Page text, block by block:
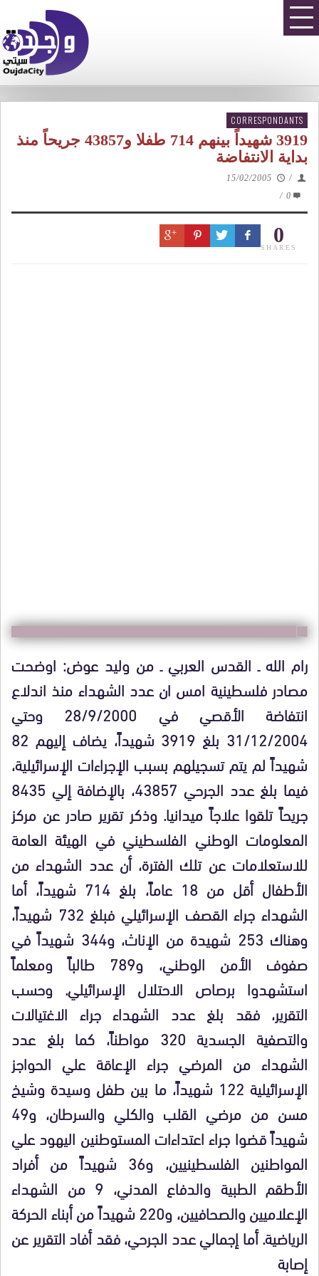
CORRESPONDANTS
3919 شهيداً بينهم 714 طفلا و43857 جريحاً منذ
بداية الانتفاضة
/
15/02/2005
0
/
0
SHARES
رام الله ـ القدس العربي ـ من وليد عوض: اوضحت
مصادر فلسطينية امس ان عدد الشهداء منذ اندلاع
انتفاضة الأقصي في 28/9/2000 وحتي
31/12/2004 بلغ 3919 شهيداً، يضاف إليهم 82
شهيداً لم يتم تسجيلهم بسبب الإجراءات الإسرائيلية،
فيما بلغ عدد الجرحي 43857، بالإضافة إلي 8435
جريحاً تلقوا علاجاً ميدانيا. وذكر تقرير صادر عن مركز
المعلومات الوطني الفلسطيني في الهيئة العامة
للاستعلامات عن تلك الفترة، أن عدد الشهداء من
الأطفال أقل من 18 عاماً، بلغ 714 شهيداً، أما
الشهداء جراء القصف الإسرائيلي فبلغ 732 شهيداً،
وهناك 253 شهيدة من الإناث، و344 شهيداً في
صفوف الأمن الوطني، و789 طالباً ومعلماً
استشهدوا برصاص الاحتلال الإسرائيلي. وحسب
التقرير، فقد بلغ عدد الشهداء جراء الاغتيالات
والتصفية الجسدية 320 مواطناً، كما بلغ عدد
الشهداء من المرضي جراء الإعاقة علي الحواجز
الإسرائيلية 122 شهيداً، ما بين طفل وسيدة وشيخ
مسن من مرضي القلب والكلي والسرطان، و49
شهيداً قضوا جراء اعتداءات المستوطنين اليهود علي
المواطنين الفلسطينيين، و36 شهيداً من أفراد
الأطقم الطبية والدفاع المدني، 9 من الشهداء
الإعلاميين والصحافيين، و220 شهيداً من أبناء الحركة
الرياضية. أما إجمالي عدد الجرحي، فقد أفاد التقرير عن
إصابة